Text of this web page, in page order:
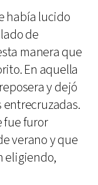
había lucido
de
manera que
En aquella
y dejó
entrecruzadas.
fue furor
verano y que
eligiendo,